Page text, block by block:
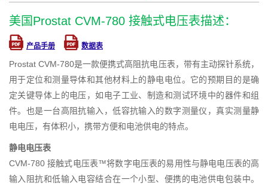
美国Prostat CVM-780 接触式电压表描述：
产品手册 数据表
Prostat CVM-780是一款便携式高阻抗电压表，带有主动探针系统，
用于定位和测量导体和其他材料上的静电电位。它的预期目的是确
定关键导体上的电压，如电子工业、制造和测试环境中的器件和组
件。也是一台高阻抗输入，低容抗输入的数字测量仪，真实测量静
电电压，有体积小，携带方便和电池供电的特点。
静电电压表
CVM-780 接触式电压表™将数字电压表的易用性与静电电压表的高
输入阻抗和低输入电容结合在一个小型、便携的电池供电包装中。